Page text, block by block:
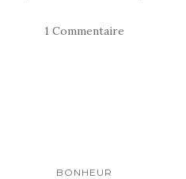
1 Commentaire
BONHEUR